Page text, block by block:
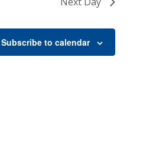
Subscribe to calendar